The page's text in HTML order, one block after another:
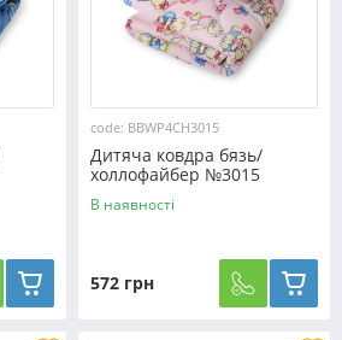
code: BBWP4CH3015
Дитяча ковдра бязь/
холлофайбер №3015
В наявності
572 грн